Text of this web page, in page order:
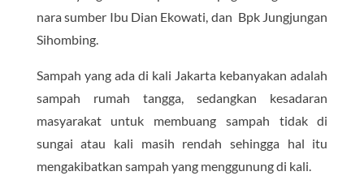
nara sumber Ibu Dian Ekowati, dan Bpk Jungjungan
Sihombing.
Sampah yang ada di kali Jakarta kebanyakan adalah
sampah rumah tangga, sedangkan kesadaran
masyarakat untuk membuang sampah tidak di
sungai atau kali masih rendah sehingga hal itu
mengakibatkan sampah yang menggunung di kali.